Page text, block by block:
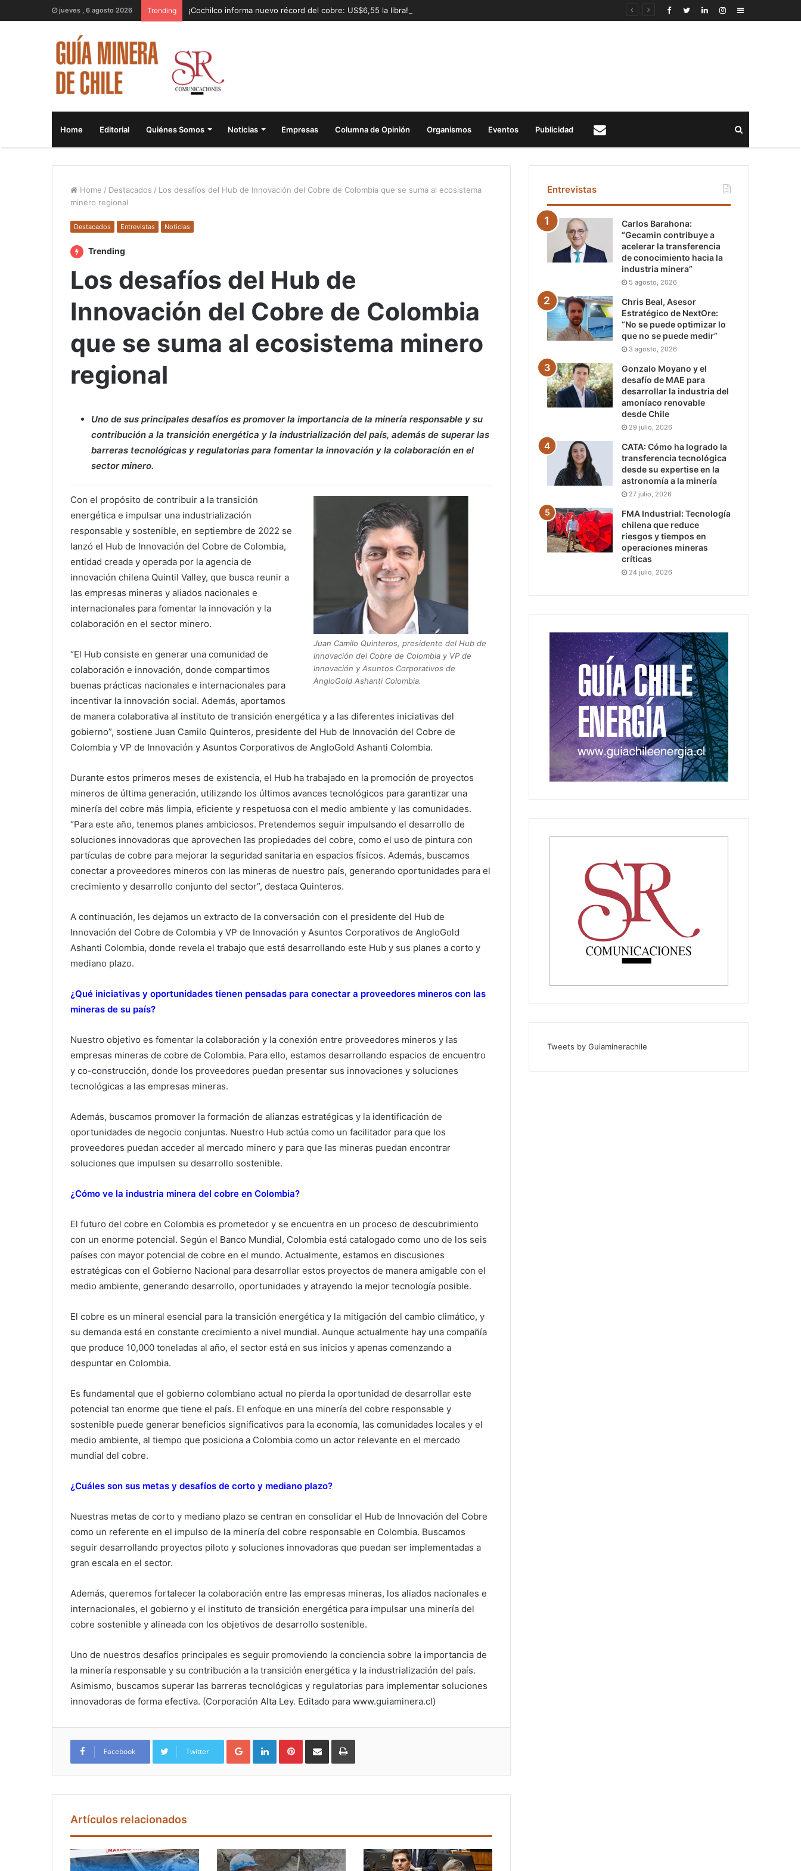
jueves , 6 agosto 2026 Trending ¡Cochilco informa nuevo récord del cobre: US$6,55 la libra! Sidebar
Home Editorial Quiénes Somos Noticias Empresas Columna de Opinión Organismos Eventos Publicidad
Home / Destacados / Los desafíos del Hub de Innovación del Cobre de Colombia que se suma al ecosistema
minero regional
Destacados Entrevistas Noticias
Trending
Los desafíos del Hub de
Innovación del Cobre de Colombia
que se suma al ecosistema minero
regional
Uno de sus principales desafíos es promover la importancia de la minería responsable y su
contribución a la transición energética y la industrialización del país, además de superar las
barreras tecnológicas y regulatorias para fomentar la innovación y la colaboración en el
sector minero.
Juan Camilo Quinteros, presidente del Hub de
Innovación del Cobre de Colombia y VP de
Innovación y Asuntos Corporativos de
AngloGold Ashanti Colombia.
Con el propósito de contribuir a la transición
energética e impulsar una industrialización
responsable y sostenible, en septiembre de 2022 se
lanzó el Hub de Innovación del Cobre de Colombia,
entidad creada y operada por la agencia de
innovación chilena Quintil Valley, que busca reunir a
las empresas mineras y aliados nacionales e
internacionales para fomentar la innovación y la
colaboración en el sector minero.
“El Hub consiste en generar una comunidad de
colaboración e innovación, donde compartimos
buenas prácticas nacionales e internacionales para
incentivar la innovación social. Además, aportamos
de manera colaborativa al instituto de transición energética y a las diferentes iniciativas del
gobierno”, sostiene Juan Camilo Quinteros, presidente del Hub de Innovación del Cobre de
Colombia y VP de Innovación y Asuntos Corporativos de AngloGold Ashanti Colombia.
Durante estos primeros meses de existencia, el Hub ha trabajado en la promoción de proyectos
mineros de última generación, utilizando los últimos avances tecnológicos para garantizar una
minería del cobre más limpia, eficiente y respetuosa con el medio ambiente y las comunidades.
“Para este año, tenemos planes ambiciosos. Pretendemos seguir impulsando el desarrollo de
soluciones innovadoras que aprovechen las propiedades del cobre, como el uso de pintura con
partículas de cobre para mejorar la seguridad sanitaria en espacios físicos. Además, buscamos
conectar a proveedores mineros con las mineras de nuestro país, generando oportunidades para el
crecimiento y desarrollo conjunto del sector”, destaca Quinteros.
A continuación, les dejamos un extracto de la conversación con el presidente del Hub de
Innovación del Cobre de Colombia y VP de Innovación y Asuntos Corporativos de AngloGold
Ashanti Colombia, donde revela el trabajo que está desarrollando este Hub y sus planes a corto y
mediano plazo.
¿Qué iniciativas y oportunidades tienen pensadas para conectar a proveedores mineros con las
mineras de su país?
Nuestro objetivo es fomentar la colaboración y la conexión entre proveedores mineros y las
empresas mineras de cobre de Colombia. Para ello, estamos desarrollando espacios de encuentro
y co-construcción, donde los proveedores puedan presentar sus innovaciones y soluciones
tecnológicas a las empresas mineras.
Además, buscamos promover la formación de alianzas estratégicas y la identificación de
oportunidades de negocio conjuntas. Nuestro Hub actúa como un facilitador para que los
proveedores puedan acceder al mercado minero y para que las mineras puedan encontrar
soluciones que impulsen su desarrollo sostenible.
¿Cómo ve la industria minera del cobre en Colombia?
El futuro del cobre en Colombia es prometedor y se encuentra en un proceso de descubrimiento
con un enorme potencial. Según el Banco Mundial, Colombia está catalogado como uno de los seis
países con mayor potencial de cobre en el mundo. Actualmente, estamos en discusiones
estratégicas con el Gobierno Nacional para desarrollar estos proyectos de manera amigable con el
medio ambiente, generando desarrollo, oportunidades y atrayendo la mejor tecnología posible.
El cobre es un mineral esencial para la transición energética y la mitigación del cambio climático, y
su demanda está en constante crecimiento a nivel mundial. Aunque actualmente hay una compañía
que produce 10,000 toneladas al año, el sector está en sus inicios y apenas comenzando a
despuntar en Colombia.
Es fundamental que el gobierno colombiano actual no pierda la oportunidad de desarrollar este
potencial tan enorme que tiene el país. El enfoque en una minería del cobre responsable y
sostenible puede generar beneficios significativos para la economía, las comunidades locales y el
medio ambiente, al tiempo que posiciona a Colombia como un actor relevante en el mercado
mundial del cobre.
¿Cuáles son sus metas y desafíos de corto y mediano plazo?
Nuestras metas de corto y mediano plazo se centran en consolidar el Hub de Innovación del Cobre
como un referente en el impulso de la minería del cobre responsable en Colombia. Buscamos
seguir desarrollando proyectos piloto y soluciones innovadoras que puedan ser implementadas a
gran escala en el sector.
Además, queremos fortalecer la colaboración entre las empresas mineras, los aliados nacionales e
internacionales, el gobierno y el instituto de transición energética para impulsar una minería del
cobre sostenible y alineada con los objetivos de desarrollo sostenible.
Uno de nuestros desafíos principales es seguir promoviendo la conciencia sobre la importancia de
la minería responsable y su contribución a la transición energética y la industrialización del país.
Asimismo, buscamos superar las barreras tecnológicas y regulatorias para implementar soluciones
innovadoras de forma efectiva. (Corporación Alta Ley. Editado para www.guiaminera.cl)
Facebook Twitter
Google+ LinkedIn Pinterest
Artículos relacionados
Entrevistas
Carlos Barahona:
“Gecamin contribuye a
acelerar la transferencia
de conocimiento hacia la
industria minera”
5 agosto, 2026
Chris Beal, Asesor
Estratégico de NextOre:
“No se puede optimizar lo
que no se puede medir”
3 agosto, 2026
Gonzalo Moyano y el
desafío de MAE para
desarrollar la industria del
amoníaco renovable
desde Chile
29 julio, 2026
CATA: Cómo ha logrado la
transferencia tecnológica
desde su expertise en la
astronomía a la minería
27 julio, 2026
FMA Industrial: Tecnología
chilena que reduce
riesgos y tiempos en
operaciones mineras
críticas
24 julio, 2026
Tweets by Guiaminerachile